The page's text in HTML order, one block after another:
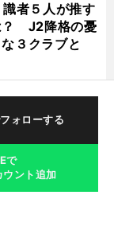
者５人が推す
？ J2降格の憂
３クラブと
ォローする
で
ウント追加